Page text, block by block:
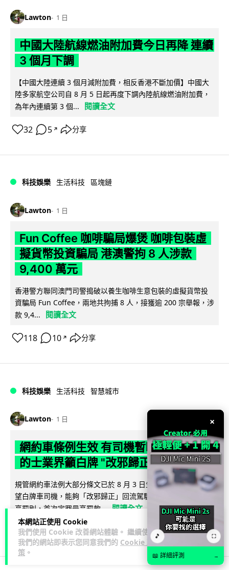
本網站正使用 Cookie
我們使用 Cookie 改善網站體驗。 繼續使用
我們的網站即表示您同意我們的 Cookie 政
策 。
Lawton 1 日
中國大陸航線燃油附加費今日再降 連續
3 個月下調
【中國大陸連續 3 個月減附加費，相反香港不斷加價】中國大
陸多家航空公司自 8 月 5 日起再度下調內陸航線燃油附加費，
為年內連續第 3 個...
閱讀全文
32 5 ↗ 分享
科技娛樂 生活科技 區塊鏈
Lawton 1 日
Fun Coffee 咖啡騙局爆煲 咖啡包裝虛
擬貨幣投資騙局 港澳警拘 8 人涉款
9,400 萬元
香港警方聯同澳門司警搗破以養生咖啡生意包裝的虛擬貨幣投
資騙局 Fun Coffee，兩地共拘捕 8 人，接獲逾 200 宗舉報，涉
款 9,4...
閱讀全文
118 10 ↗ 分享
科技娛樂 生活科技 智慧城市
Lawton 1 日
網約車條例生效 有司機暫時停工避風頭
的士業界籲白牌 "改邪歸正"
規管網約車法例大部分條文已於 8 月 3 日生效，的士業界就期
望白牌車司機，能夠「改邪歸正」回流駕駛的士。新例大幅提
高罰則，首次定罪最高罰款... 閱讀全文
205 146 ↗ 分享
×
🎵 ⛶
📖 詳細評測 →